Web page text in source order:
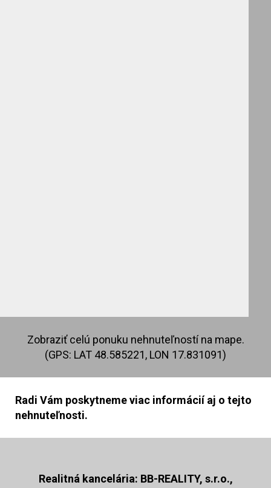
Zobraziť celú ponuku nehnuteľností na mape.
(GPS: LAT 48.585221, LON 17.831091)
Radi Vám poskytneme viac informácií aj o tejto
nehnuteľnosti.
Realitná kancelária: BB-REALITY, s.r.o.,